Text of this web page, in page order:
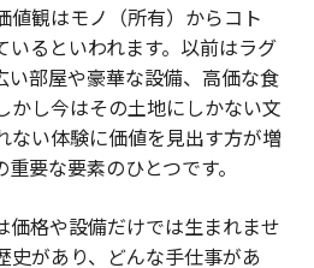
値観はモノ（所有）からコト
いるといわれます。以前はラグ
い部屋や豪華な設備、高価な食
かし今はその土地にしかない文
ない体験に価値を見出す方が増
要な要素のひとつです。
価格や設備だけでは生まれませ
史があり、どんな手仕事があ